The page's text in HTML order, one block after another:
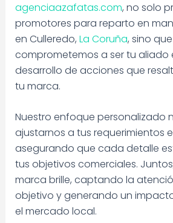
agenciaazafatas.com, no solo
promotores para reparto en
en Culleredo, La Coruña, sino
comprometemos a ser tu aliado
desarrollo de acciones que
tu marca.
Nuestro enfoque personalizado
ajustarnos a tus requerimientos
asegurando que cada detalle
tus objetivos comerciales.
marca brille, captando la
objetivo y generando un
el mercado local.